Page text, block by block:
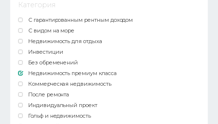
Категория
С гарантированным рентным доходом
С видом на море
Недвижимость для отдыха
Инвестиции
Без обременений
Недвижимость премиум класса
Коммерческая недвижимость
После ремонта
Индивидуальный проект
Гольф и недвижимость